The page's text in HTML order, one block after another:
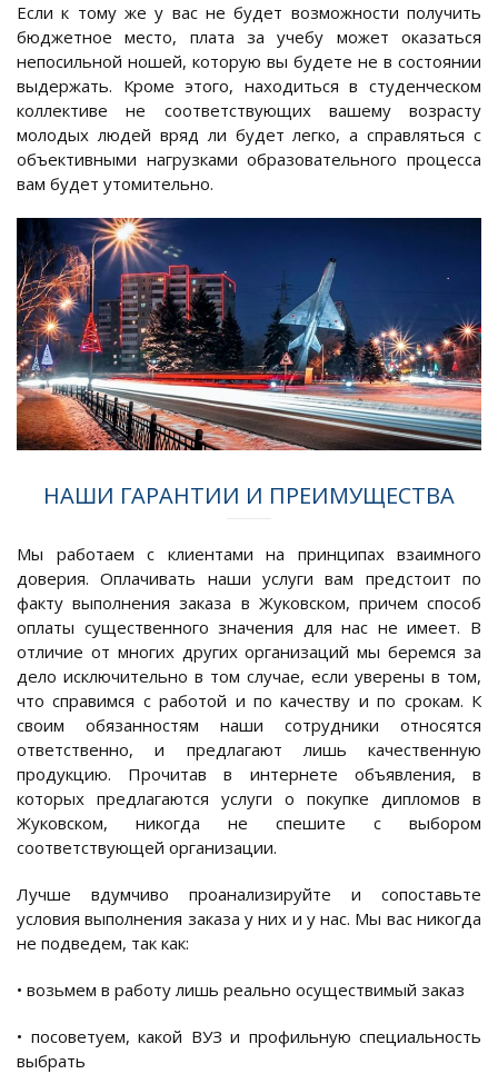
Если к тому же у вас не будет возможности получить
бюджетное место, плата за учебу может оказаться
непосильной ношей, которую вы будете не в состоянии
выдержать. Кроме этого, находиться в студенческом
коллективе не соответствующих вашему возрасту
молодых людей вряд ли будет легко, а справляться с
объективными нагрузками образовательного процесса
вам будет утомительно.
НАШИ ГАРАНТИИ И ПРЕИМУЩЕСТВА
Мы работаем с клиентами на принципах взаимного
доверия. Оплачивать наши услуги вам предстоит по
факту выполнения заказа в Жуковском, причем способ
оплаты существенного значения для нас не имеет. В
отличие от многих других организаций мы беремся за
дело исключительно в том случае, если уверены в том,
что справимся с работой и по качеству и по срокам. К
своим обязанностям наши сотрудники относятся
ответственно, и предлагают лишь качественную
продукцию. Прочитав в интернете объявления, в
которых предлагаются услуги о покупке дипломов в
Жуковском, никогда не спешите с выбором
соответствующей организации.
Лучше вдумчиво проанализируйте и сопоставьте
условия выполнения заказа у них и у нас. Мы вас никогда
не подведем, так как:
• возьмем в работу лишь реально осуществимый заказ
• посоветуем, какой ВУЗ и профильную специальность
выбрать